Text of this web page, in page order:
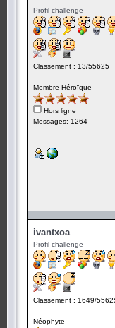
Profil challenge
Classement : 13/55625
Membre Héroïque
Hors ligne
Messages: 1264
ivantxoa
Profil challenge
Classement : 1649/
Néophyte